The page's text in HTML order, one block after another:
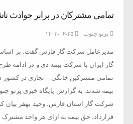
تمامی مشترکان در برابر حوادث
پرتو جنوب ۱۴۰۳-۰۶-۲۵
مدیرعامل شرکت گاز فارس گفت: بر
گاز ایران با شرکت بیمه دی و در ادامه
تمامی مشترکین خانگی – تجاری در کشور
بیمه شدند. به گزارش پایگاه خبری پرتو
شرکت گاز استان فارس، وحید بهفر بیان
قرارداد، حق بیمه به ازای هر واحد